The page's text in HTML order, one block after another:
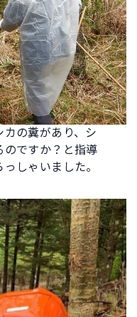
の糞があり、シ
のですか？と指導
しゃいました。